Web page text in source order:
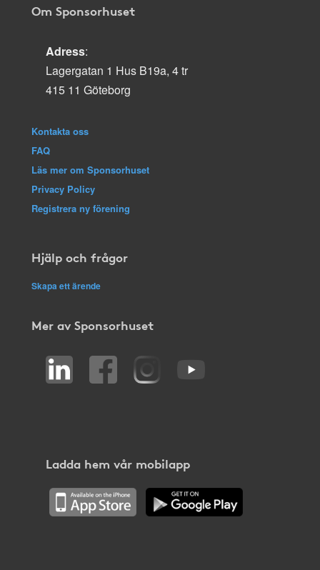
Om Sponsorhuset
Adress:
Lagergatan 1 Hus B19a, 4 tr
415 11 Göteborg
Kontakta oss
FAQ
Läs mer om Sponsorhuset
Privacy Policy
Registrera ny förening
Hjälp och frågor
Skapa ett ärende
Mer av Sponsorhuset
Ladda hem vår mobilapp